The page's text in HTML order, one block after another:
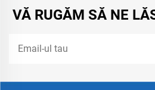
VĂ RUGĂM SĂ NE